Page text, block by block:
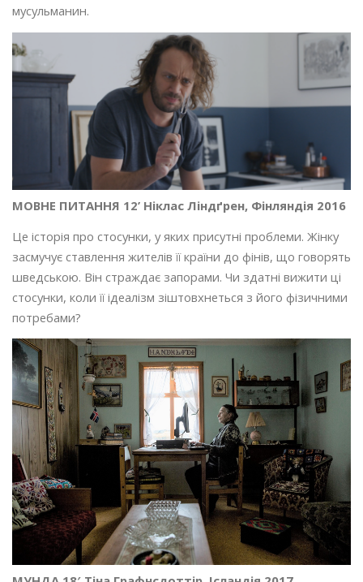
мусульманин.
МОВНЕ ПИТАННЯ 12’ Ніклас Ліндґрен, Фінляндія 2016
Це історія про стосунки, у яких присутні проблеми. Жінку
засмучує ставлення жителів її країни до фінів, що говорять
шведською. Він страждає запорами. Чи здатні вижити ці
стосунки, коли її ідеалізм зіштовхнеться з його фізичними
потребами?